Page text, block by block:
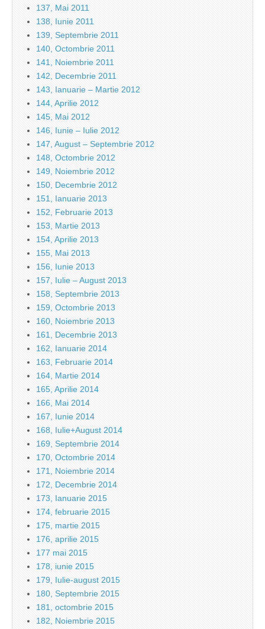
137, Mai 2011
138, Iunie 2011
139, Septembrie 2011
140, Octombrie 2011
141, Noiembrie 2011
142, Decembrie 2011
143, Ianuarie – Martie 2012
144, Aprilie 2012
145, Mai 2012
146, Iunie – Iulie 2012
147, August – Septembrie 2012
148, Octombrie 2012
149, Noiembrie 2012
150, Decembrie 2012
151, Ianuarie 2013
152, Februarie 2013
153, Martie 2013
154, Aprilie 2013
155, Mai 2013
156, Iunie 2013
157, Iulie – August 2013
158, Septembrie 2013
159, Octombrie 2013
160, Noiembrie 2013
161, Decembrie 2013
162, Ianuarie 2014
163, Februarie 2014
164, Martie 2014
165, Aprilie 2014
166, Mai 2014
167, Iunie 2014
168, Iulie+August 2014
169, Septembrie 2014
170, Octombrie 2014
171, Noiembrie 2014
172, Decembrie 2014
173, Ianuarie 2015
174, februarie 2015
175, martie 2015
176, aprilie 2015
177 mai 2015
178, iunie 2015
179, Iulie-august 2015
180, Septembrie 2015
181, octombrie 2015
182, Noiembrie 2015